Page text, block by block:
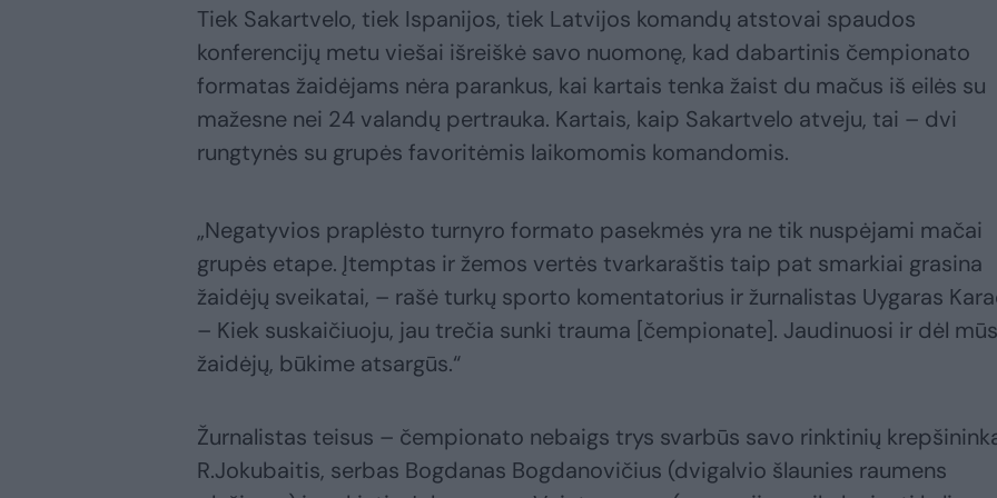
Tiek Sakartvelo, tiek Ispanijos, tiek Latvijos komandų atstovai spaudos
konferencijų metu viešai išreiškė savo nuomonę, kad dabartinis čempionato
formatas žaidėjams nėra parankus, kai kartais tenka žaist du mačus iš eilės su
mažesne nei 24 valandų pertrauka. Kartais, kaip Sakartvelo atveju, tai – dvi
rungtynės su grupės favoritėmis laikomomis komandomis.
„Negatyvios praplėsto turnyro formato pasekmės yra ne tik nuspėjami mačai
grupės etape. Įtemptas ir žemos vertės tvarkaraštis taip pat smarkiai grasina
žaidėjų sveikatai, – rašė turkų sporto komentatorius ir žurnalistas Uygaras
– Kiek suskaičiuoju, jau trečia sunki trauma [čempionate]. Jaudinuosi ir dėl
žaidėjų, būkime atsargūs.“
Žurnalistas teisus – čempionato nebaigs trys svarbūs savo rinktinių
R.Jokubaitis, serbas Bogdanas Bogdanovičius (dvigalvio šlaunies raumens